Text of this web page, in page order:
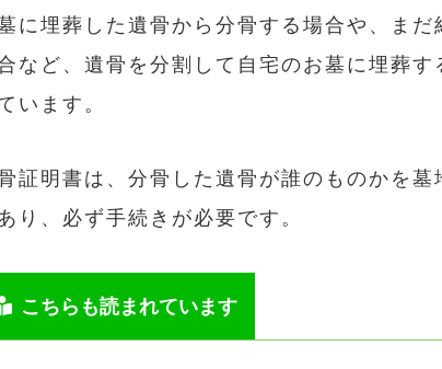
に埋葬した遺骨から分骨する場合や、ま
など、遺骨を分割して自宅のお墓に埋葬
います。
証明書は、分骨した遺骨が誰のものかを
り、必ず手続きが必要です。
こちらも読まれています